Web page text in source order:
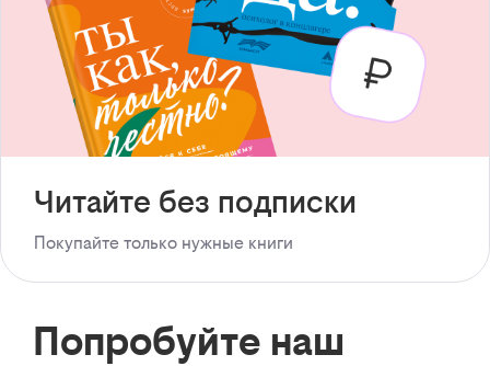
Читайте без подписки
Покупайте только нужные книги
Попробуйте наш